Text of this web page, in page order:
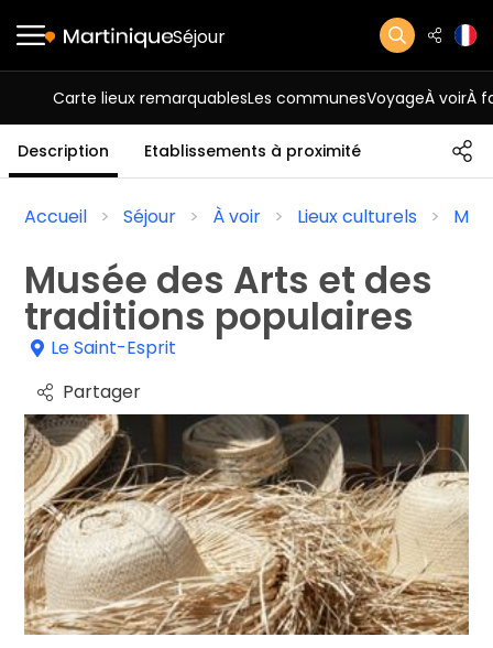
Séjour
Carte lieux remarquablesLes communesVoyageÀ voirÀ
Description Etablissements à proximité
Accueil Séjour À voir Lieux culturels
Musée des Arts et des
traditions populaires
Le Saint-Esprit
Partager